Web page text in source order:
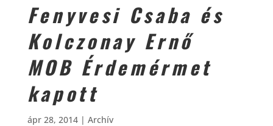
Fenyvesi Csaba és
Kolczonay Ernő
MOB Érdemérmet
kapott
ápr 28, 2014| Archív